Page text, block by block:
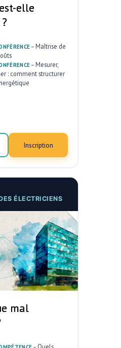
elle
– Maîtrise de
– Mesurer,
: comment structurer
Inscription
ÉLECTRICIENS
mal